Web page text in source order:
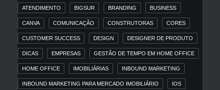
ATENDIMENTO BIGSUR BRANDING BUSINESS
CANVA COMUNICAÇÃO CONSTRUTORAS CORES
CUSTOMER SUCCESS DESIGN DESIGNER DE PRODUTO
DICAS EMPRESAS GESTÃO DE TEMPO EM HOME OFFICE
HOME OFFICE IMOBILIÁRIAS INBOUND MARKETING
INBOUND MARKETING PARA MERCADO IMOBILIÁRIO IOS